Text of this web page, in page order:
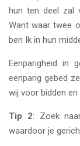
hun ten deel zal
Want waar twee
ben Ik in hun
Eenparigheid in
eenparig gebed
wij voor bidden
Tip 2: Zoek
waardoor je